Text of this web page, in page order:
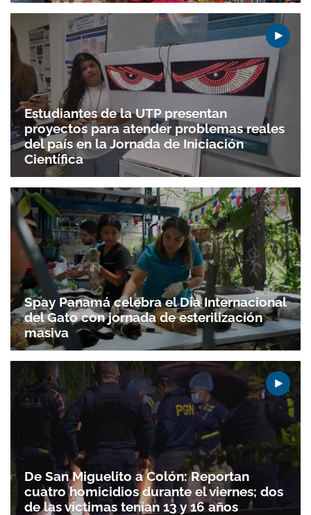
Estudiantes de la UTP presentan
proyectos para atender problemas reales
del país en la Jornada de Iniciación
Científica
Spay Panamá celebra el Día Internacional
del Gato con jornada de esterilización
masiva
De San Miguelito a Colón: Reportan
cuatro homicidios durante el viernes; dos
de las víctimas tenían 13 y 16 años